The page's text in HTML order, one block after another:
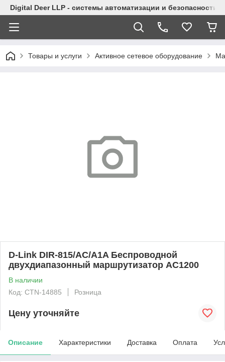
Digital Deer LLP - системы автоматизации и безопасности
Товары и услуги Активное сетевое оборудование
D-Link DIR-815/AC/A1A Беспроводной
двухдиапазонный маршрутизатор AC1200
В наличии
Код: CTN-14885
Розница
Цену уточняйте
Описание Характеристики Доставка Оплата